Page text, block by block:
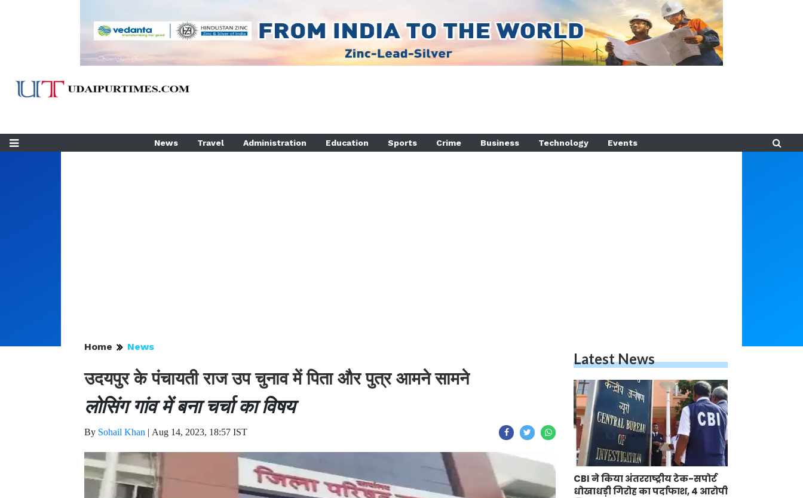
News Travel Administration Education Sports Crime Business Technology Events
Home News
उदयपुर के पंचायती राज उप चुनाव में पिता और पुत्र आमने सामने
लोसिंग गांव में बना चर्चा का विषय
By Sohail Khan | Aug 14, 2023, 18:57 IST
Latest News
CBI ने किया अंतरराष्ट्रीय टेक-सपोर्ट
धोखाधड़ी गिरोह का पर्दाफाश, 4 आरोपी